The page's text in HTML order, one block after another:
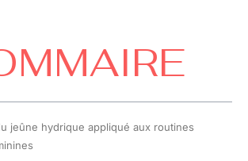
jeûne hydrique appliqué aux routines